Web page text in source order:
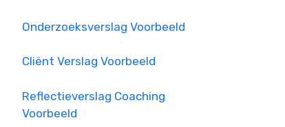
Onderzoeksverslag Voorbeeld
Cliënt Verslag Voorbeeld
Reflectieverslag Coaching
Voorbeeld